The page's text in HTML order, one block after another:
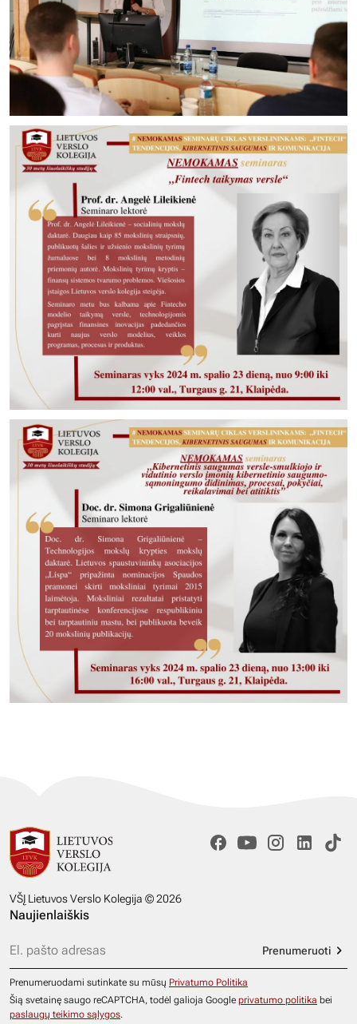
VŠĮ Lietuvos Verslo Kolegija © 2026
Naujienlaiškis
Prenumeruoti
Prenumeruodami sutinkate su mūsų Privatumo Politika
Šią svetainę saugo reCAPTCHA, todėl galioja Google privatumo politika bei
paslaugų teikimo sąlygos.